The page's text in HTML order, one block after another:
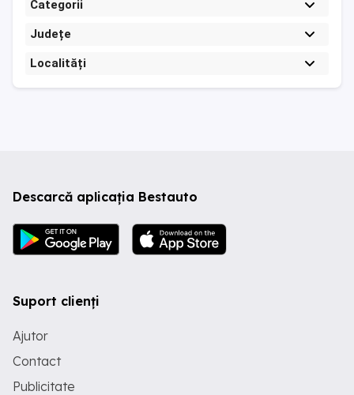
Categorii
Județe
Localități
Descarcă aplicația Bestauto
Suport clienți
Ajutor
Contact
Publicitate